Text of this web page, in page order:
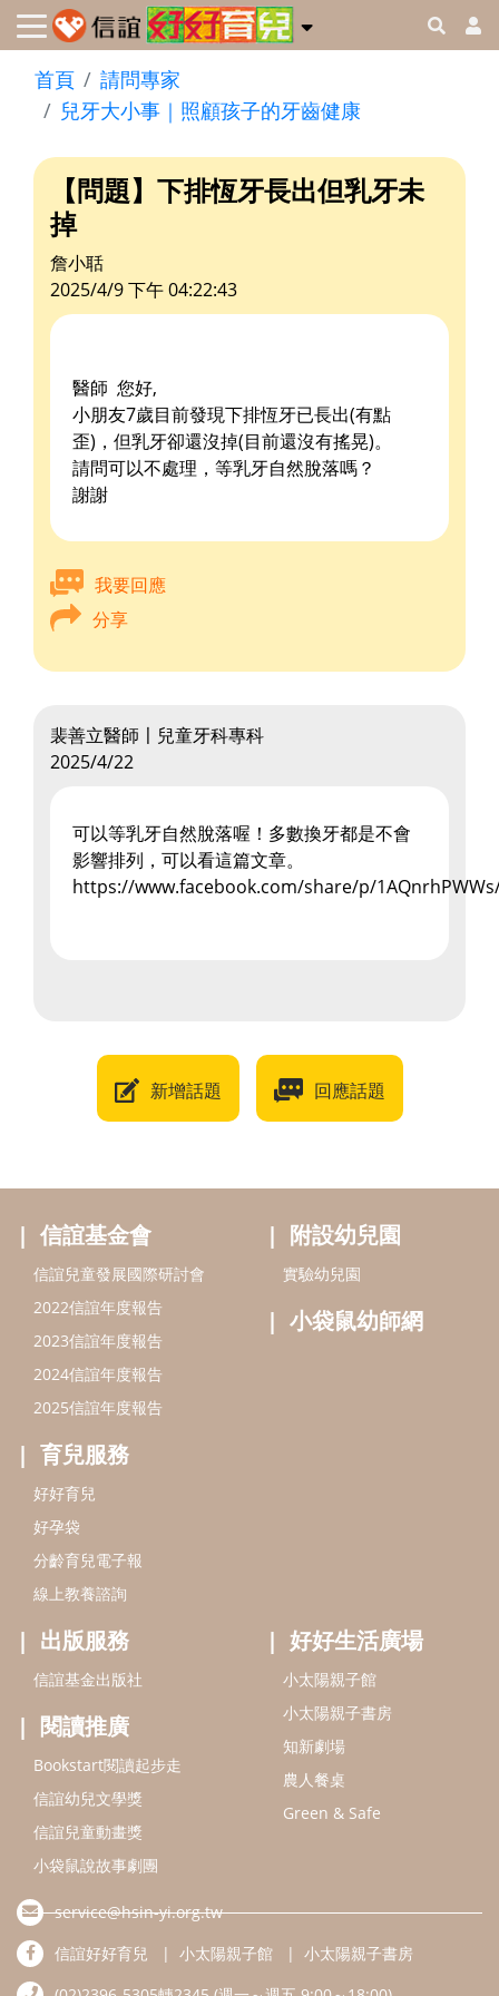
首頁
請問專家
兒牙大小事｜照顧孩子的牙齒健康
【問題】下排恆牙長出但乳牙未
掉
詹小聒
2025/4/9 下午 04:22:43
醫師 您好,
小朋友7歲目前發現下排恆牙已長出(有點
歪)，但乳牙卻還沒掉(目前還沒有搖晃)。
請問可以不處理，等乳牙自然脫落嗎？
謝謝
我要回應
分享
裴善立醫師〡兒童牙科專科
2025/4/22
可以等乳牙自然脫落喔！多數換牙都是不會
影響排列，可以看這篇文章。
https://www.facebook.com/share/p/
新增話題 回應話題
信誼基金會
信誼兒童發展國際研討會
2022信誼年度報告
2023信誼年度報告
2024信誼年度報告
2025信誼年度報告
育兒服務
好好育兒
好孕袋
分齡育兒電子報
線上教養諮詢
附設幼兒園
實驗幼兒園
小袋鼠幼師網
出版服務
信誼基金出版社
閱讀推廣
Bookstart閱讀起步走
信誼幼兒文學獎
信誼兒童動畫獎
小袋鼠說故事劇團
好好生活廣場
小太陽親子館
小太陽親子書房
知新劇場
農人餐桌
Green & Safe
service@hsin-yi.org.tw
信誼好好育兒
小太陽親子館
小太陽親子書房